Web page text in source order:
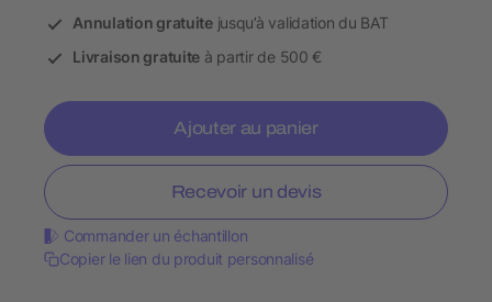
Annulation gratuitejusqu’à validation du BAT
Livraison gratuite à partir de 500 €
Ajouter au panier
Recevoir un devis
Commander un échantillon
Copier le lien du produit personnalisé